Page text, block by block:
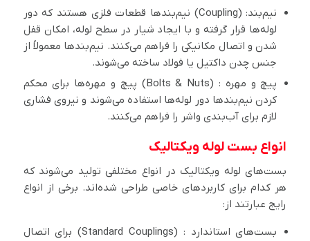
نیم‌بند: (Coupling) نیم‌بندها قطعات فلزی هستند که دور
لوله‌ها قرار گرفته و با ایجاد شیار در سطح لوله، امکان قفل
شدن و اتصال مکانیکی را فراهم می‌کنند. نیم‌بندها معمولاً از
جنس چدن داکتیل یا فولاد ساخته می‌شوند.
پیچ و مهره : (Bolts & Nuts) پیچ و مهره‌ها برای محکم
کردن نیم‌بندها دور لوله‌ها استفاده می‌شوند و نیروی فشاری
لازم برای آب‌بندی واشر را فراهم می‌کنند.
انواع بست لوله ویکتالیک
بست‌های لوله ویکتالیک در انواع مختلفی تولید می‌شوند که
هر کدام برای کاربردهای خاصی طراحی شده‌اند. برخی از انواع
رایج عبارتند از:
بست‌های استاندارد : (Standard Couplings) برای اتصال